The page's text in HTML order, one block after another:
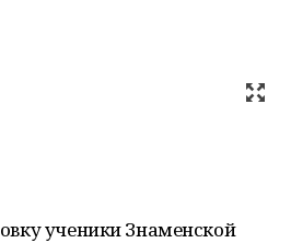
ученики Знаменской